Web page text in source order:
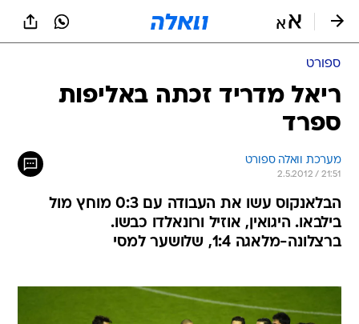
ספורט
ריאל מדריד זכתה באליפות
ספרד
מערכת וואלה ספורט
2.5.2012 / 21:51
הבלאנקוס עשו את העבודה עם 0:3 מוחץ מול
בילבאו. היגואין, אוזיל ורונאלדו כבשו.
ברצלונה-מלאגה 1:4, שלושער למסי